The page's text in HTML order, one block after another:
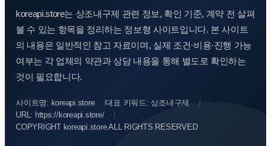
koreapi.store는 상조내구제 관련 정보, 확인 기준, 계약 전 살펴
볼 수 있는 항목을 정리하는 정보형 사이트입니다. 본 사이트
의 내용은 일반적인 참고 자료이며, 실제 조건·비용·진행 가능
여부는 각 업체의 약관과 상담 내용을 통해 별도로 확인하는
것이 필요합니다.
사이트명: koreapi.store
대표 키워드: 상조내구제
URL: https://koreapi.store/
COPYRIGHT koreapi.store ALL RIGHTS RESERVED